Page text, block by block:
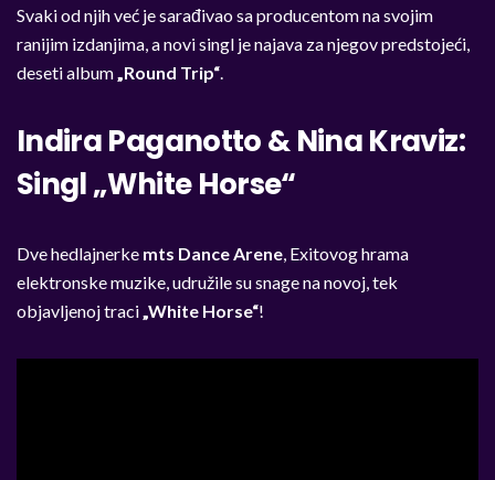
Svaki od njih već je sarađivao sa producentom na svojim
ranijim izdanjima, a novi singl je najava za njegov predstojeći,
deseti album „Round Trip“
Indira Paganotto & Nina Kraviz:
Singl „White Horse“
Dve hedlajnerke mts Dance Arene , Exitovog hrama
elektronske muzike, udružile su snage na novoj, tek
objavljenoj traci „White Horse“!